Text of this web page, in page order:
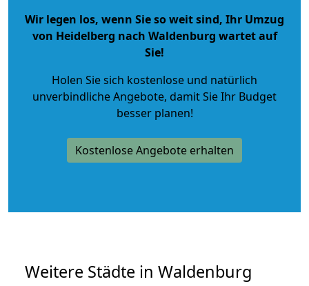
Wir legen los, wenn Sie so weit sind, Ihr Umzug
von Heidelberg nach Waldenburg wartet auf
Sie!
Holen Sie sich kostenlose und natürlich
unverbindliche Angebote, damit Sie Ihr Budget
besser planen!
Kostenlose Angebote erhalten
Weitere Städte in Waldenburg